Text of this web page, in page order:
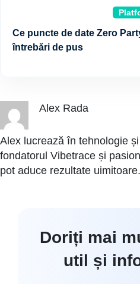
Ce puncte de date Zero
întrebări de pus
Alex Rada
Alex lucrează în tehnologie
fondatorul Vibetrace și
pot aduce rezultate uimitoare.
Doriți mai
util și